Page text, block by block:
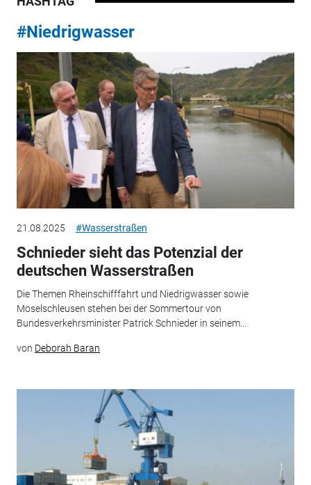
#Niedrigwasser
21.08.2025 #Wasserstraßen
Schnieder sieht das Potenzial der
deutschen Wasserstraßen
Die Themen Rheinschifffahrt und Niedrigwasser sowie
Moselschleusen stehen bei der Sommertour von
Bundesverkehrsminister Patrick Schnieder in seinem...
von Deborah Baran